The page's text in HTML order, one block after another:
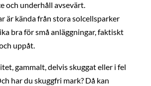
och underhåll avsevärt.
är kända från stora solcellsparker
bra för små anläggningar, faktiskt
uppåt.
gammalt, delvis skuggat eller i fel
har du skuggfri mark? Då kan